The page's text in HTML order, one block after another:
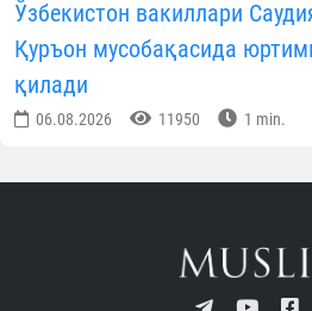
Ўзбекистон вакиллари
Қуръон мусобақасида
қилади
06.08.2026 11950 1 min.